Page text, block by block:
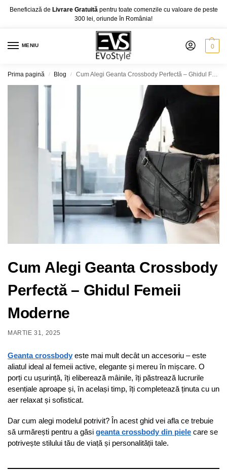
Beneficiază de Livrare Gratuită pentru toate comenzile cu valoare de peste
300 lei, oriunde în România!
MENIU 0
Prima pagină / Blog / Cum Alegi Geanta Crossbody Perfectă – Ghidul Femeii Moderne
Cum Alegi Geanta Crossbody
Perfectă – Ghidul Femeii
Moderne
MARTIE 31, 2025
Geanta crossbody este mai mult decât un accesoriu – este
aliatul ideal al femeii active, elegante și mereu în mișcare. O
porți cu ușurință, îți eliberează mâinile, îți păstrează lucrurile
esențiale aproape și, în același timp, îți completează ținuta cu un
aer relaxat și sofisticat.
Dar cum alegi modelul potrivit? În acest ghid vei afla ce trebuie
să urmărești pentru a găsi geanta crossbody din piele care se
potrivește stilului tău de viață și personalității tale.